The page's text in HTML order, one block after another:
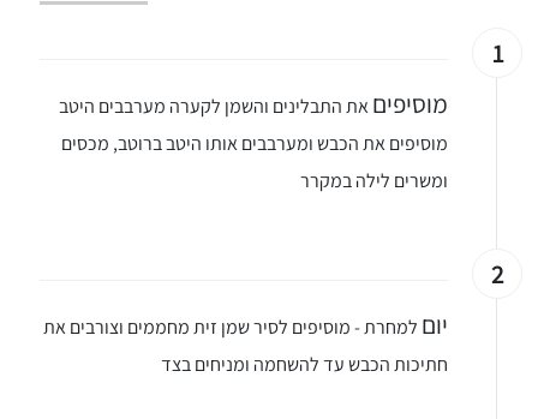
1
מוסיפיםאת התבלינים והשמן לקערה מערבבים היטב
מוסיפים את הכבש ומערבבים אותו היטב ברוטב, מכסים
ומשרים לילה במקרר
2
יום למחרת - מוסיפים לסיר שמן זית מחממים וצורבים את
חתיכות הכבש עד להשחמה ומניחים בצד